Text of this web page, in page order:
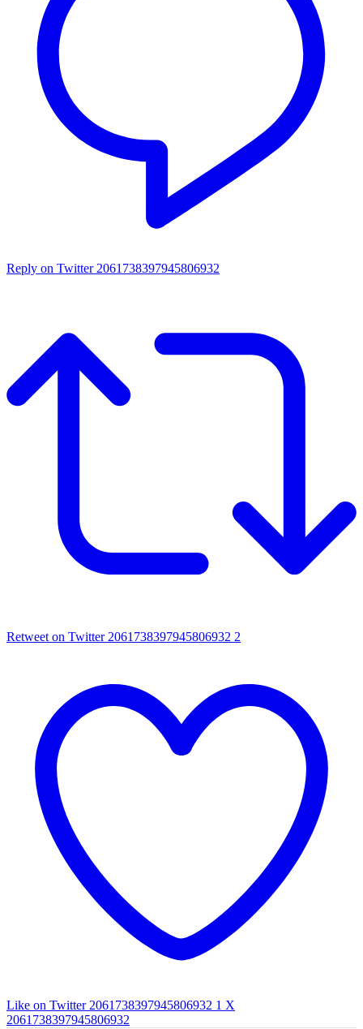
Reply on Twitter 2061738397945806932
Retweet on Twitter 2061738397945806932 2
Like on Twitter 2061738397945806932 1 X
2061738397945806932